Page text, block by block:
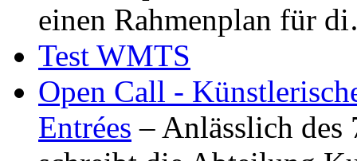
einen Rahmenplan für
Test WMTS
Open Call -
Entrées – Anlässlich